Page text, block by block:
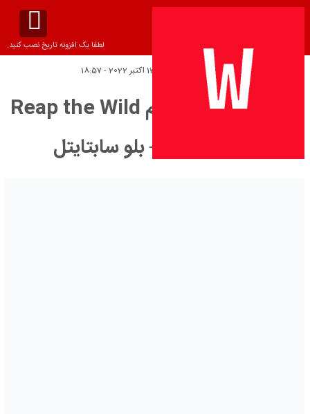
لطفا یک افزونه تاریخ نصب کنید.
تاریخ انتشار:
دانلود زیرنویس فیلم Reap the Wild